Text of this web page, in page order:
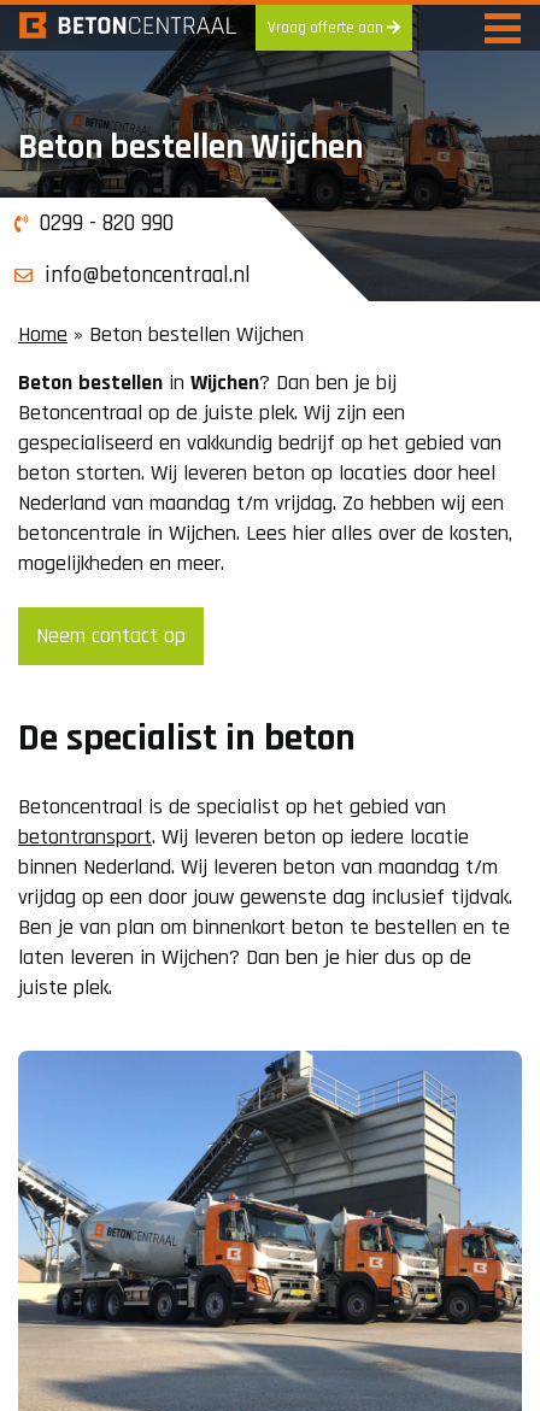
Vraag offerte aan
Skip
to
content
Beton bestellen Wijchen
0299 - 820 990
info@betoncentraal.nl
Home » Beton bestellen Wijchen
Beton bestellen in Wijchen? Dan ben je bij
Betoncentraal op de juiste plek. Wij zijn een
gespecialiseerd en vakkundig bedrijf op het gebied van
beton storten. Wij leveren beton op locaties door heel
Nederland van maandag t/m vrijdag. Zo hebben wij een
betoncentrale in Wijchen. Lees hier alles over de kosten,
mogelijkheden en meer.
Neem contact op
De specialist in beton
Betoncentraal is de specialist op het gebied van
betontransport. Wij leveren beton op iedere locatie
binnen Nederland. Wij leveren beton van maandag t/m
vrijdag op een door jouw gewenste dag inclusief tijdvak.
Ben je van plan om binnenkort beton te bestellen en te
laten leveren in Wijchen? Dan ben je hier dus op de
juiste plek.